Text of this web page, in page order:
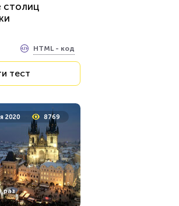
столиц
HTML - код
тест
2020 8769
раз